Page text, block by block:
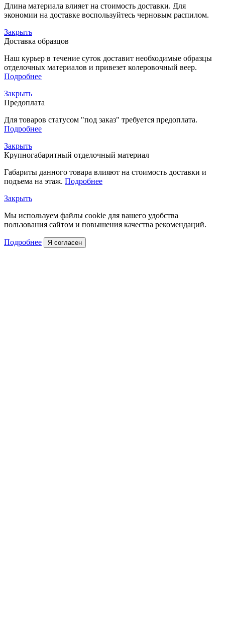
Длина материала влияет на стоимость доставки. Для
экономии на доставке воспользуйтесь черновым распилом.
Закрыть
Доставка образцов
Наш курьер в течение суток доставит необходимые образцы
отделочных материалов и привезет колеровочный веер.
Подробнее
Закрыть
Предоплата
Для товаров статусом "под заказ" требуется предоплата.
Подробнее
Закрыть
Крупногабаритный отделочный материал
Габариты данного товара влияют на стоимость доставки и
подъема на этаж. Подробнее
Закрыть
Мы используем файлы cookie для вашего удобства
пользования сайтом и повышения качества рекомендаций.
Подробнее Я согласен